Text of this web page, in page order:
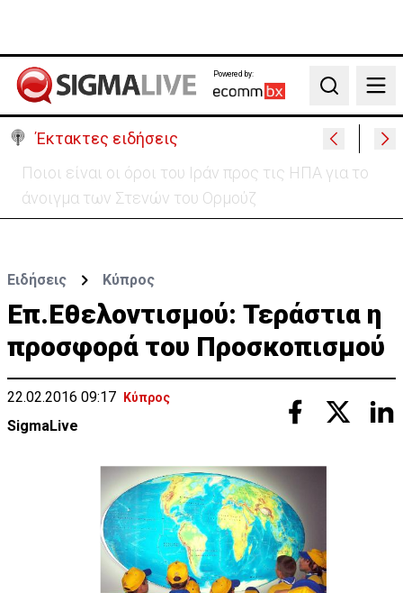
Powered by:
Search
Έκτακτες ειδήσεις
Υψηλές οι θερμοκρασίες με αυξημένη υγρασία
-«Στα παράλια είναι δύσκολα»
Ειδήσεις Κύπρος
Επ.Eθελοντισμού: Τεράστια η
προσφορά του Προσκοπισμού
22.02.2016 09:17 Κύπρος
SigmaLive